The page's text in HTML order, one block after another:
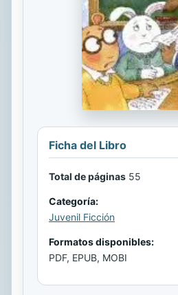
Ficha del Libro
Total de páginas 55
Categoría:
Juvenil Ficción
Formatos disponibles:
PDF, EPUB, MOBI